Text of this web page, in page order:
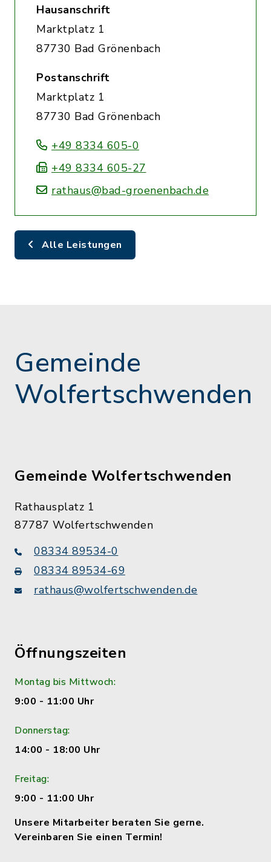
Hausanschrift
Marktplatz 1
87730 Bad Grönenbach
Postanschrift
Marktplatz 1
87730 Bad Grönenbach
+49 8334 605-0
+49 8334 605-27
rathaus@bad-groenenbach.de
Alle Leistungen
Gemeinde
Wolfertschwenden
Gemeinde Wolfertschwenden
Rathausplatz 1
87787 Wolfertschwenden
08334 89534-0
08334 89534-69
rathaus@wolfertschwenden.de
Öffnungszeiten
Montag bis Mittwoch:
9:00 - 11:00 Uhr
Donnerstag:
14:00 - 18:00 Uhr
Freitag:
9:00 - 11:00 Uhr
Unsere Mitarbeiter beraten Sie gerne.
Vereinbaren Sie einen Termin!